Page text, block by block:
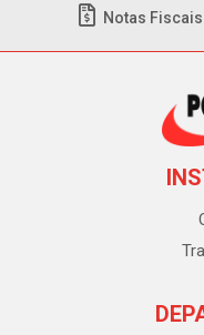
Notas Fiscais